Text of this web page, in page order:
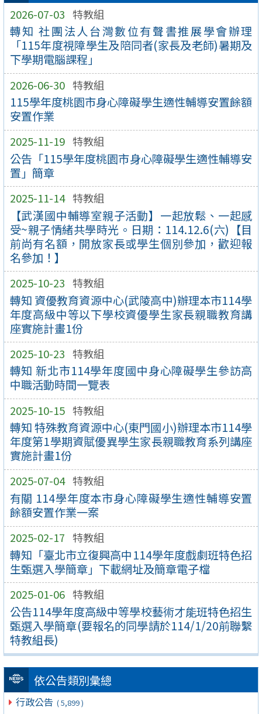
2026-07-03 特教組
轉知 社團法人台灣數位有聲書推展學會辦理
「115年度視障學生及陪同者(家長及老師)暑期及
下學期電腦課程」
2026-06-30 特教組
115學年度桃園市身心障礙學生適性輔導安置餘額
安置作業
2025-11-19 特教組
公告「115學年度桃園市身心障礙學生適性輔導安
置」簡章
2025-11-14 特教組
【武漢國中輔導室親子活動】一起放鬆、一起感
受~親子情緒共學時光。日期：114.12.6(六)【目
前尚有名額，開放家長或學生個別參加，歡迎報
名參加！】
2025-10-23 特教組
轉知 資優教育資源中心(武陵高中)辦理本市114學
年度高級中等以下學校資優學生家長親職教育講
座實施計畫1份
2025-10-23 特教組
轉知 新北市114學年度國中身心障礙學生參訪高
中職活動時間一覽表
2025-10-15 特教組
轉知 特殊教育資源中心(東門國小)辦理本市114學
年度第1學期資賦優異學生家長親職教育系列講座
實施計畫1份
2025-07-04 特教組
有關 114學年度本市身心障礙學生適性輔導安置
餘額安置作業一案
2025-02-17 特教組
轉知「臺北市立復興高中114學年度戲劇班特色招
生甄選入學簡章」下載網址及簡章電子檔
2025-01-06 特教組
公告114學年度高級中等學校藝術才能班特色招生
甄選入學簡章(要報名的同學請於114/1/20前聯繫
特教組長)
依公告類別彙總
行政公告 ( 5,899 )